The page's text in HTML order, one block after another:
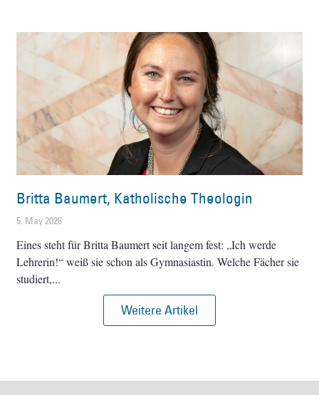
Britta Baumert, Katholische Theologin
5. May 2026
Eines steht für Britta Baumert seit langem fest: „Ich werde
Lehrerin!“ weiß sie schon als Gymnasiastin. Welche Fächer sie
studiert,
Weitere Artikel